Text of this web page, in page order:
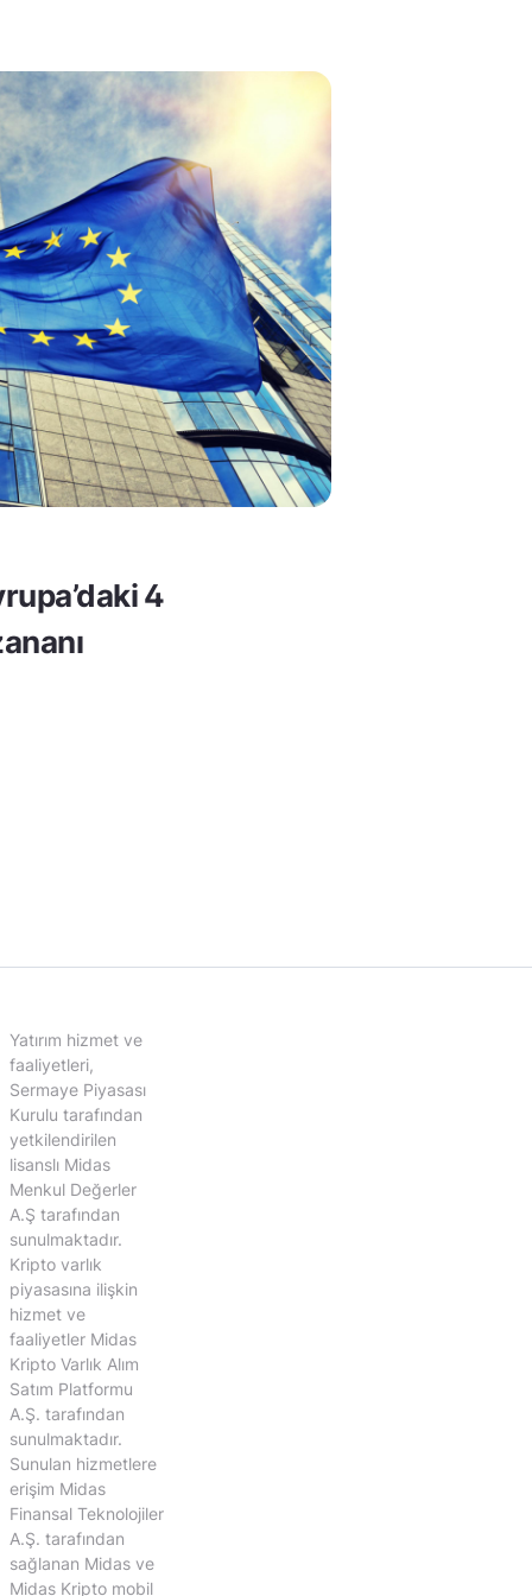
4
Yatırım hizmet ve
faaliyetleri,
Sermaye Piyasası
Kurulu tarafından
yetkilendirilen
lisanslı Midas
Menkul Değerler
A.Ş tarafından
sunulmaktadır.
Kripto varlık
piyasasına ilişkin
hizmet ve
faaliyetler Midas
Kripto Varlık Alım
Satım Platformu
A.Ş. tarafından
sunulmaktadır.
Sunulan hizmetlere
erişim Midas
Finansal Teknolojiler
A.Ş. tarafından
sağlanan Midas ve
Midas Kripto mobil